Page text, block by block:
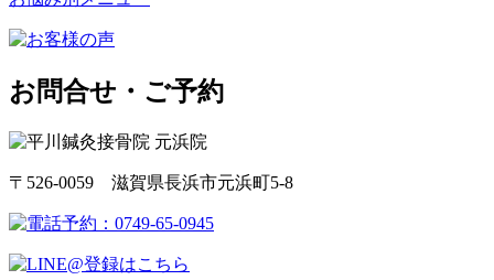
お問合せ・ご予約
〒526-0059 滋賀県長浜市元浜町5-8